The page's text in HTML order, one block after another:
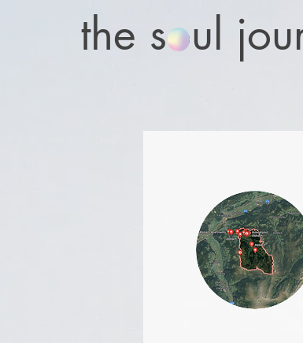
the soul